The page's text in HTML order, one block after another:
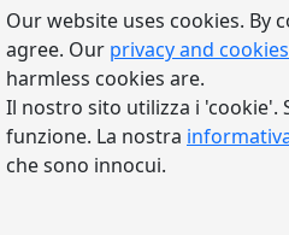
Our website uses cookies. By
agree. Our privacy and
harmless cookies are.
Il nostro sito utilizza i 'cookie'.
funzione. La nostra
che sono innocui.